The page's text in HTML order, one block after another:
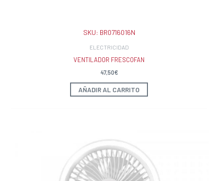
SKU: BR0716016N
ELECTRICIDAD
VENTILADOR FRESCOFAN
47,50€
AÑADIR AL CARRITO